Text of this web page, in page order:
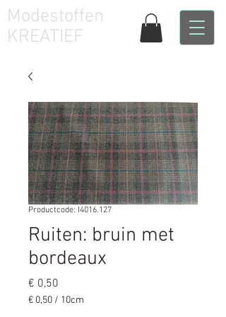
Modestoffen
KREATIEF
Productcode: I4016.127
Ruiten: bruin met
bordeaux
€ 0,50
€ 0,50 / 10cm